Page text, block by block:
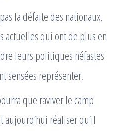
la défaite des nationaux,
actuelles qui ont de plus en
leurs politiques néfastes
sensées représenter.
que raviver le camp
réaliser qu’il